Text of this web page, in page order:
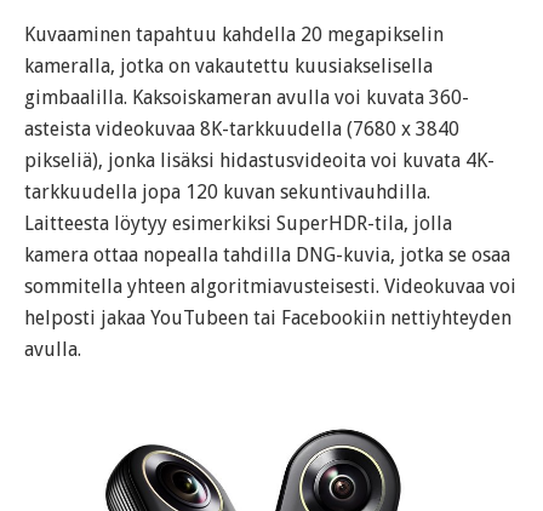
Kuvaaminen tapahtuu kahdella 20 megapikselin
kameralla, jotka on vakautettu kuusiakselisella
gimbaalilla. Kaksoiskameran avulla voi kuvata 360-
asteista videokuvaa 8K-tarkkuudella (7680 x 3840
pikseliä), jonka lisäksi hidastusvideoita voi kuvata 4K-
tarkkuudella jopa 120 kuvan sekuntivauhdilla.
Laitteesta löytyy esimerkiksi SuperHDR-tila, jolla
kamera ottaa nopealla tahdilla DNG-kuvia, jotka se osaa
sommitella yhteen algoritmiavusteisesti. Videokuvaa voi
helposti jakaa YouTubeen tai Facebookiin nettiyhteyden
avulla.